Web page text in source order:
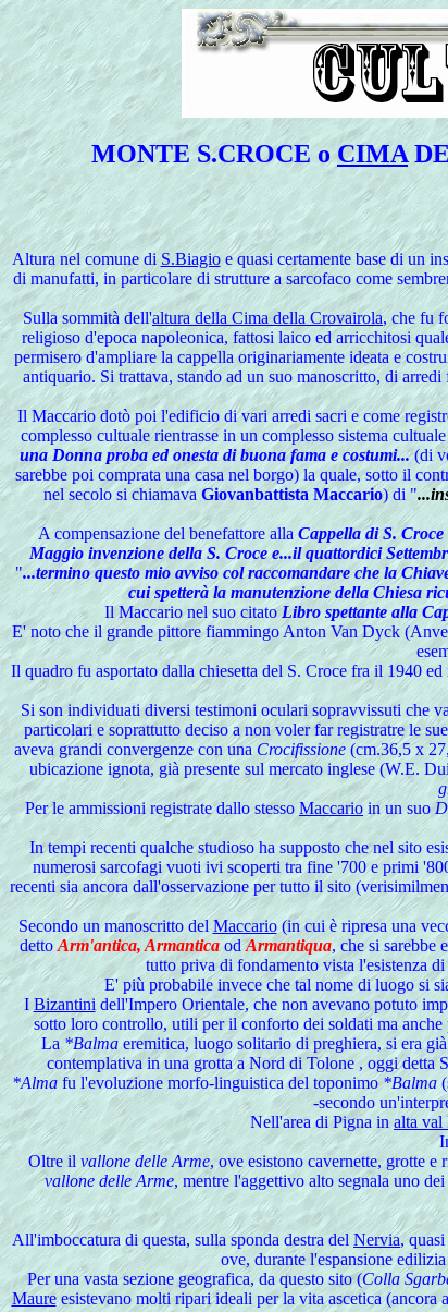
MONTES.CROCE oCIMA
Altura nel comune di S.Biagioe quasi certamente base di un
di manufatti, in particolare di strutture a sarcofaco come
Sullasommità dell'altura della Cima della Crovairola, che fu
religioso d'epoca napoleonica, fattosi laico ed arricchitosi
permisero d'ampliare la cappella originariamente ideata e
antiquario. Si trattava, stando ad un suo manoscritto, di
Il Maccario dotò poi l'edificio di vari arredi sacri e come
complesso cultuale rientrasse in un complesso sistema
una Donna proba ed onesta di buona fama e costumi...(di
sarebbe poi comprata una casa nel borgo) la quale, sotto il
nel secolo si chiamavaGiovanbattista Maccario) di "
A compensazione del benefattore allaCappella di S. Croce
Maggio invenzione della S. Croce e...il quattordici
"...termino questo mio avviso col raccomandare che la
cui spetterà la manutenzione della Chiesa
IlMaccario nel suo citatoLibro spettante alla
E' noto che il grande pittore fiammingo Anton Van Dyck
Il quadro fu asportato dalla chiesetta del S. Croce fra il 1940
Si son individuati diversi testimoni oculari sopravvissuti che
particolari e soprattutto deciso a non voler far registratre le
aveva grandi convergenze con unaCrocifissione (cm.36,5 x
ubicazione ignota, già presente sul mercato inglese (W.E.
Per le ammissioni registrate dallo stesso Maccarioin un suo
In tempi recenti qualche studioso ha supposto che nel sito
numerosi sarcofagi vuoti ivi scoperti tra fine '700 e primi
recenti sia ancora dall'osservazione per tutto il sito
Secondoun manoscritto delMaccario(in cui è ripresa una
dettoArm'antica, ArmanticaodArmantiqua, che si sarebbe
tutto priva di fondamento vista l'esistenza
E' più probabile invece che tal nome di luogo si
I Bizantini dell'Impero Orientale, che non avevano potuto
sotto loro controllo, utili per il conforto dei soldati ma
La *Balmaeremitica, luogo solitario di preghiera, si era
contemplativa in una grotta a Nord di Tolone , oggi
*Almafu l'evoluzione morfo-linguistica del toponimo*Balma
-secondo
Nell'area di Pigna in alta val
Oltre il vallone delle Arme, ove esistono cavernette, grotte
vallone delle Arme, mentre l'aggettivo alto segnala uno
All'imboccatura di questa, sulla sponda destra del Nervia,
ove, durante l'espansione
Per una vasta sezione geografica, da questo sito (Colla
Maureesistevano molti ripari ideali per la vita ascetica